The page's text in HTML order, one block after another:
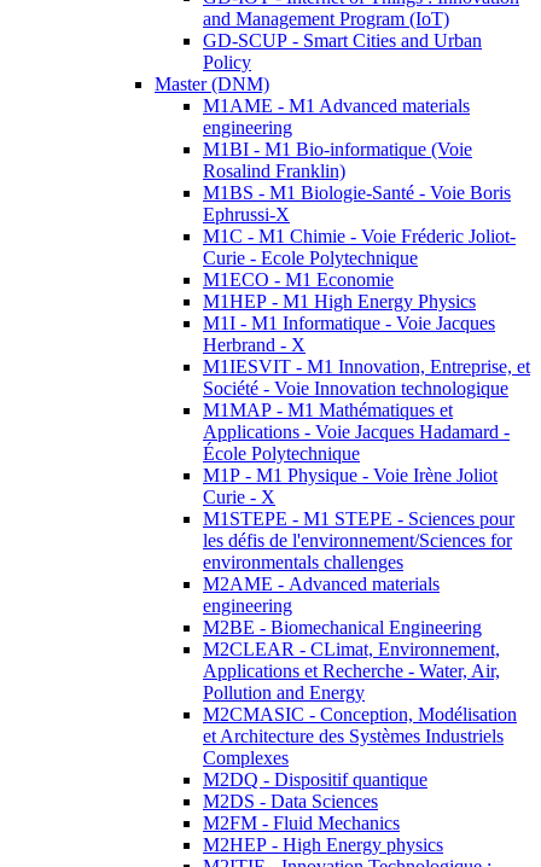
and Management Program (IoT)
GD-SCUP - Smart Cities and Urban
Policy
Master (DNM)
M1AME - M1 Advanced materials
engineering
M1BI - M1 Bio-informatique (Voie
Rosalind Franklin)
M1BS - M1 Biologie-Santé - Voie Boris
Ephrussi-X
M1C - M1 Chimie - Voie Fréderic Joliot-
Curie - Ecole Polytechnique
M1ECO - M1 Economie
M1HEP - M1 High Energy Physics
M1I - M1 Informatique - Voie Jacques
Herbrand - X
M1IESVIT - M1 Innovation, Entreprise, et
Société - Voie Innovation technologique
M1MAP - M1 Mathématiques et
Applications - Voie Jacques Hadamard -
École Polytechnique
M1P - M1 Physique - Voie Irène Joliot
Curie - X
M1STEPE - M1 STEPE - Sciences pour
les défis de l'environnement/Sciences for
environmentals challenges
M2AME - Advanced materials
engineering
M2BE - Biomechanical Engineering
M2CLEAR - CLimat, Environnement,
Applications et Recherche - Water, Air,
Pollution and Energy
M2CMASIC - Conception, Modélisation
et Architecture des Systèmes Industriels
Complexes
M2DQ - Dispositif quantique
M2DS - Data Sciences
M2FM - Fluid Mechanics
M2HEP - High Energy physics